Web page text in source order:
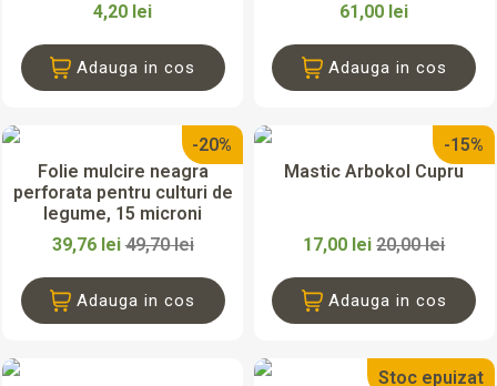
4,20 lei
Adauga in cos
61,00 lei
Adauga in cos
Folie mulcire neagra
perforata pentru culturi de
legume, 15 microni
39,76 lei49,70 lei
-20%
Adauga in cos
Mastic Arbokol Cupru
17,00 lei20,00 lei
-15%
Adauga in cos
Stoc epuizat